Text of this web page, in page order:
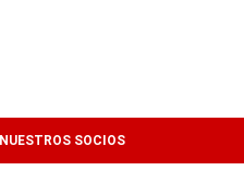
NUESTROS SOCIOS